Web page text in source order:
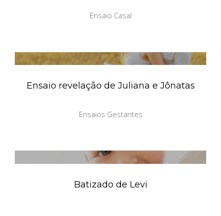
Ensaio Casal
Ensaio revelação de Juliana e Jônatas
Ensaios Gestantes
Batizado de Levi